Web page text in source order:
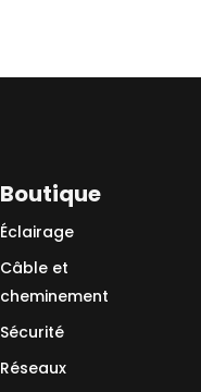
Boutique
Éclairage
Câble et
cheminement
Sécurité
Réseaux